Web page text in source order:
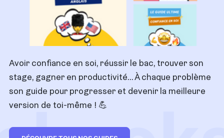
Avoir confiance en soi, réussir le bac, trouver son
stage, gagner en productivité… À chaque problème
son guide pour progresser et devenir la meilleure
version de toi-même ! 💪